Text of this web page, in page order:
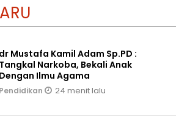
dr Mustafa Kamil Adam Sp.PD :
Tangkal Narkoba, Bekali Anak
Dengan Ilmu Agama
Pendidikan 24 menit lalu